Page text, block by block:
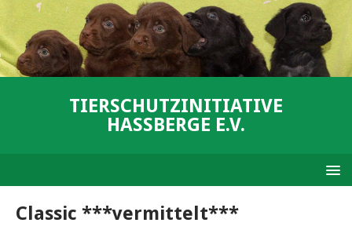
TIERSCHUTZINITIATIVE
HASSBERGE E.V.
Classic ***vermittelt***